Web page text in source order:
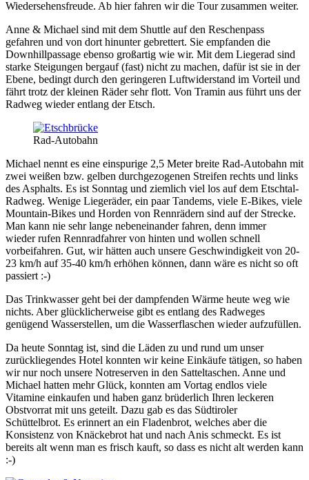
Wiedersehensfreude. Ab hier fahren wir die Tour zusammen weiter.
Anne & Michael sind mit dem Shuttle auf den Reschenpass
gefahren und von dort hinunter gebrettert. Sie empfanden die
Downhillpassage ebenso großartig wie wir. Mit dem Liegerad sind
starke Steigungen bergauf (fast) nicht zu machen, dafür ist sie in der
Ebene, bedingt durch den geringeren Luftwiderstand im Vorteil und
fährt trotz der kleinen Räder sehr flott. Von Tramin aus führt uns der
Radweg wieder entlang der Etsch.
Rad-Autobahn
Michael nennt es eine einspurige 2,5 Meter breite Rad-Autobahn mit
zwei weißen bzw. gelben durchgezogenen Streifen rechts und links
des Asphalts. Es ist Sonntag und ziemlich viel los auf dem Etschtal-
Radweg. Wenige Liegeräder, ein paar Tandems, viele E-Bikes, viele
Mountain-Bikes und Horden von Rennrädern sind auf der Strecke.
Man kann nie sehr lange nebeneinander fahren, denn immer
wieder rufen Rennradfahrer von hinten und wollen schnell
vorbeifahren. Gut, wir hätten auch unsere Geschwindigkeit von 20-
23 km/h auf 35-40 km/h erhöhen können, dann wäre es nicht so oft
passiert :-)
Das Trinkwasser geht bei der dampfenden Wärme heute weg wie
nichts. Aber glücklicherweise gibt es entlang des Radweges
genügend Wasserstellen, um die Wasserflaschen wieder aufzufüllen.
Da heute Sonntag ist, sind die Läden zu und rund um unser
zurückliegendes Hotel konnten wir keine Einkäufe tätigen, so haben
wir nur noch unsere Notreserven in den Satteltaschen. Anne und
Michael hatten mehr Glück, konnten am Vortag endlos viele
Vitamine einkaufen und haben ganz brüderlich Ihren leckeren
Obstvorrat mit uns geteilt. Dazu gab es das Südtiroler
Schüttelbrot. Es erinnert an ein Fladenbrot, welches aber die
Konsistenz von Knäckebrot hat und nach Anis schmeckt. Es ist
bereits alt wenn man es frisch kauft, so dass es nicht alt werden kann
:-)